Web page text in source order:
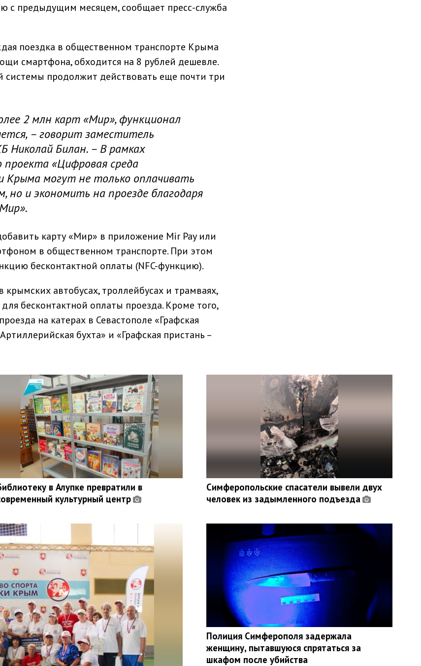
с предыдущим месяцем, сообщает пресс-служба
поездка в общественном транспорте Крыма
смартфона, обходится на 8 рублей дешевле.
продолжит действовать еще почти три
2 млн карт «Мир», функционал
– говорит заместитель
Николай Билан. – В рамках
проекта «Цифровая среда
Крыма могут не только оплачивать
но и экономить на проезде благодаря
карту «Мир» в приложение Mir Pay или
в общественном транспорте. При этом
бесконтактной оплаты (NFC-функцию).
крымских автобусах, троллейбусах и трамваях,
бесконтактной оплаты проезда. Кроме того,
на катерах в Севастополе «Графская
бухта» и «Графская пристань –
в Алупке превратили в
культурный центр
Симферопольские спасатели вывели двух
человек из задымленного подъезда
Полиция Симферополя задержала
женщину, пытавшуюся спрятаться за
шкафом после убийства